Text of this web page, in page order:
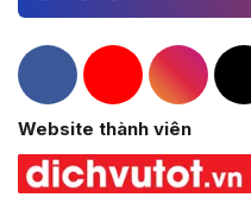
Hacom Facebook
HacomHacom
Website thành viên